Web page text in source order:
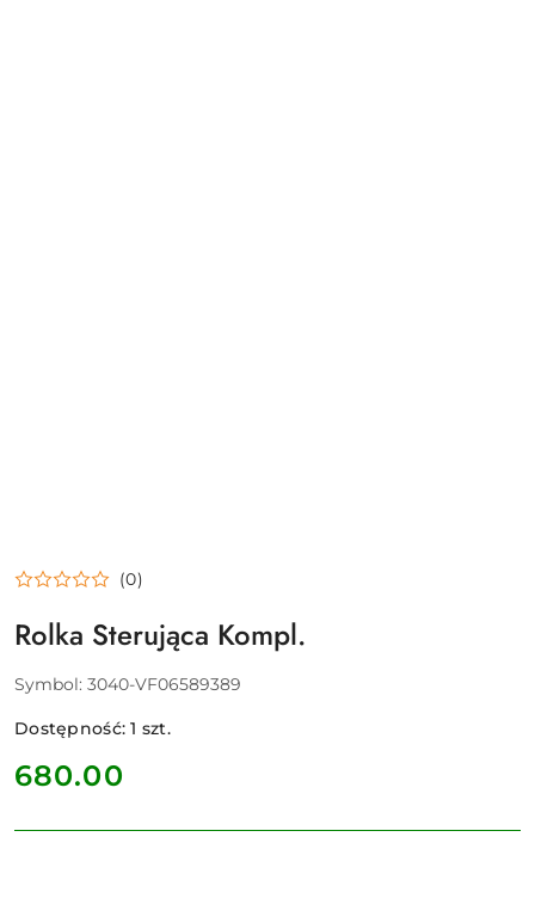
(0)
Rolka Sterująca Kompl.
Symbol: 3040-VF06589389
Dostępność:1 szt.
cena:
680.00